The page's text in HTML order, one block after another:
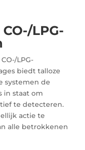
LPG-
LPG-
biedt talloze
systemen de
in staat om
te detecteren.
actie te
alle betrokkenen